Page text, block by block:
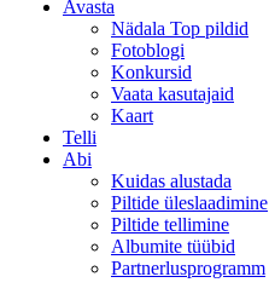
Avasta
Nädala Top pildid
Fotoblogi
Konkursid
Vaata kasutajaid
Kaart
Telli
Abi
Kuidas alustada
Piltide üleslaadimine
Piltide tellimine
Albumite tüübid
Partnerlusprogramm